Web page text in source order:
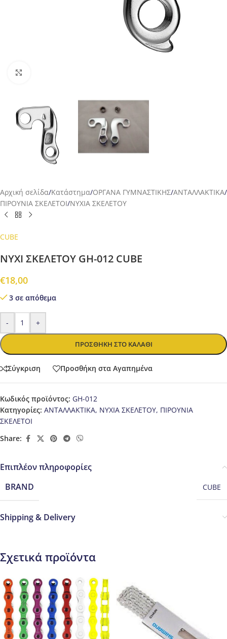
Αρχική σελίδα/Κατάστημα/ΟΡΓΑΝΑ ΓΥΜΝΑΣΤΙΚΗΣ/ΑΝΤΑΛΛΑΚΤΙΚΑ/
ΠΙΡΟΥΝΙΑ ΣΚΕΛΕΤΟΙ/ΝΥΧΙΑ ΣΚΕΛΕΤΟΥ
CUBE
ΝΥΧΙ ΣΚΕΛΕΤΟΥ GH-012 CUBE
€18,00
3 σε απόθεμα
- +
ΠΡΟΣΘΉΚΗ ΣΤΟ ΚΑΛΆΘΙ
Σύγκριση Προσθήκη στα Αγαπημένα
Κωδικός προϊόντος: GH-012
Κατηγορίες: ΑΝΤΑΛΛΑΚΤΙΚΑ, ΝΥΧΙΑ ΣΚΕΛΕΤΟΥ, ΠΙΡΟΥΝΙΑ
ΣΚΕΛΕΤΟΙ
Share:
Επιπλέον πληροφορίες
BRAND
CUBE
Shipping & Delivery
Σχετικά προϊόντα